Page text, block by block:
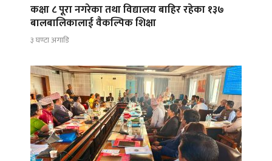
कक्षा ८ पूरा नगरेका तथा विद्यालय बाहिर रहेका १३७
बालबालिकालाई वैकल्पिक शिक्षा
३ घण्टा अगाडि